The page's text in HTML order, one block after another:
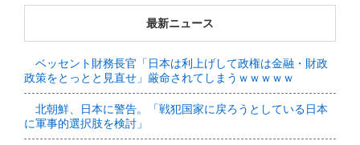
最新ニュース
ベッセント財務長官「日本は利上げして政権は金融・財政
政策をとっとと見直せ」厳命されてしまうｗｗｗｗｗ
北朝鮮、日本に警告。「戦犯国家に戻ろうとしている日本
に軍事的選択肢を検討」